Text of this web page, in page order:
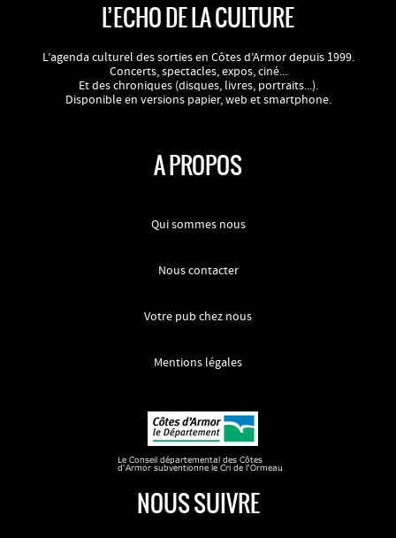
L’ECHO DE LA CULTURE
L’agenda culturel des sorties en Côtes d’Armor depuis 1999.
Concerts, spectacles, expos, ciné...
Et des chroniques (disques, livres, portraits...).
Disponible en versions papier, web et smartphone.
A PROPOS
Qui sommes nous
Nous contacter
Votre pub chez nous
Mentions légales
NOUS SUIVRE